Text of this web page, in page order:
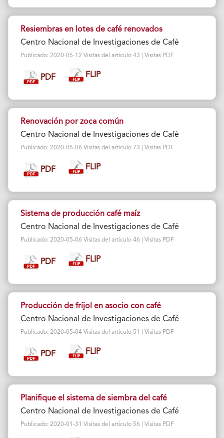
Resiembras en lotes de café renovados
Centro Nacional de Investigaciones de Café
Publicado: 2020-05-12 Visitas del artículo 43 | Visitas PDF
PDF FLIP
Renovación por zoca común
Centro Nacional de Investigaciones de Café
Publicado: 2020-05-06 Visitas del artículo 73 | Visitas PDF
PDF FLIP
Sistema de producción café maíz
Centro Nacional de Investigaciones de Café
Publicado: 2020-05-06 Visitas del artículo 46 | Visitas PDF
PDF FLIP
Producción de fríjol en asocio con café
Centro Nacional de Investigaciones de Café
Publicado: 2020-05-04 Visitas del artículo 51 | Visitas PDF
PDF FLIP
Planifique el sistema de siembra del café
Centro Nacional de Investigaciones de Café
Publicado: 2020-01-31 Visitas del artículo 56 | Visitas PDF